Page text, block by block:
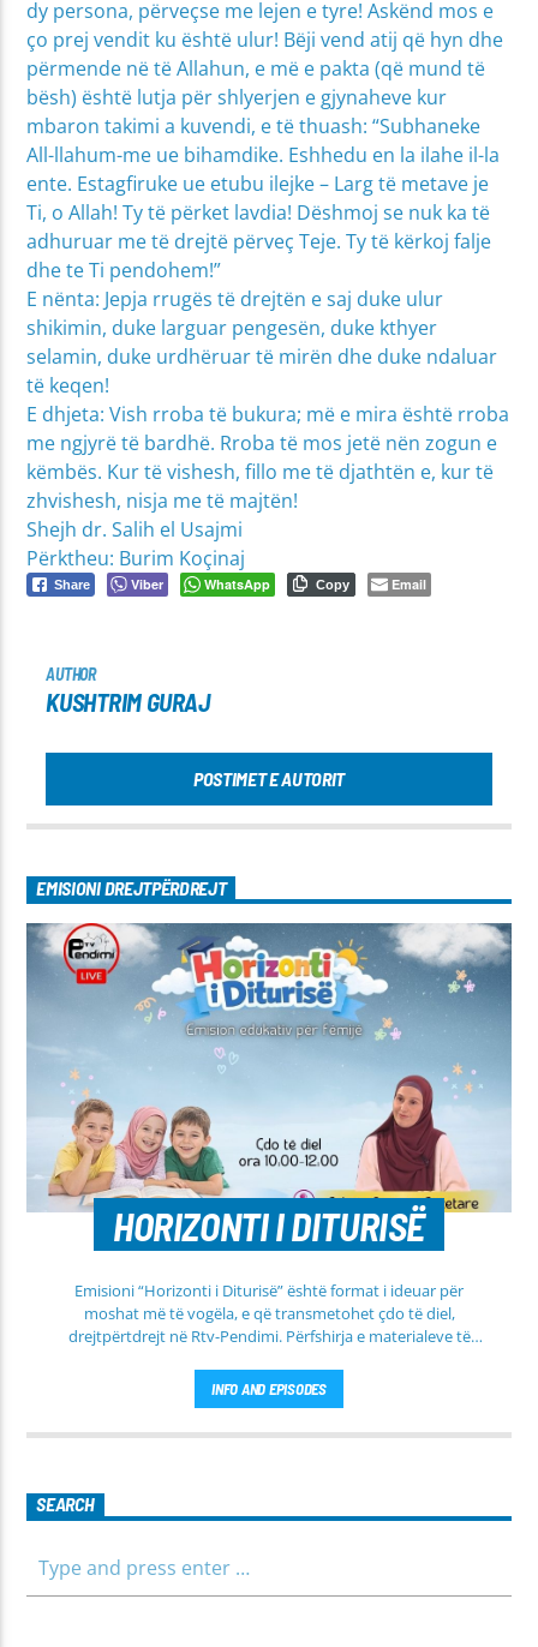
dy persona, përveçse me lejen e tyre! Askënd mos e
ço prej vendit ku është ulur! Bëji vend atij që hyn dhe
përmende në të Allahun, e më e pakta (që mund të
bësh) është lutja për shlyerjen e gjynaheve kur
mbaron takimi a kuvendi, e të thuash: “Subhaneke
All-llahum-me ue bihamdike. Eshhedu en la ilahe il-la
ente. Estagfiruke ue etubu ilejke – Larg të metave je
Ti, o Allah! Ty të përket lavdia! Dëshmoj se nuk ka të
adhuruar me të drejtë përveç Teje. Ty të kërkoj falje
dhe te Ti pendohem!”
E nënta: Jepja rrugës të drejtën e saj duke ulur
shikimin, duke larguar pengesën, duke kthyer
selamin, duke urdhëruar të mirën dhe duke ndaluar
të keqen!
E dhjeta: Vish rroba të bukura; më e mira është rroba
me ngjyrë të bardhë. Rroba të mos jetë nën zogun e
këmbës. Kur të vishesh, fillo me të djathtën e, kur të
zhvishesh, nisja me të majtën!
Shejh dr. Salih el Usajmi
Përktheu: Burim Koçinaj
Share Viber WhatsApp Copy Email
AUTHOR
KUSHTRIM GURAJ
POSTIMET E AUTORIT
EMISIONI DREJTPËRDREJT
HORIZONTI I DITURISË
Emisioni “Horizonti i Diturisë” është format i ideuar për
moshat më të vogëla, e që transmetohet çdo të diel,
drejtpërtdrejt në Rtv-Pendimi. Përfshirja e materialeve të
rrugën e duhur të besimit Islam, janë pikësynimi kryesor i
të jemi më afër dëgjuesve të rinj, komunikojmë së bashku me
kanë, por edhe përfitimin e njohurive të reja. Çdo të diel, ora
10:00-12:00 Moderatore: Luljeta Beqiri Kontakti: Viber: +383
INFO AND EPISODES
SEARCH